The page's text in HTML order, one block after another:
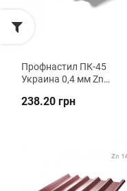
Профнастил ПК-45
Украина 0,4 мм Zn
Металика
238.20 грн